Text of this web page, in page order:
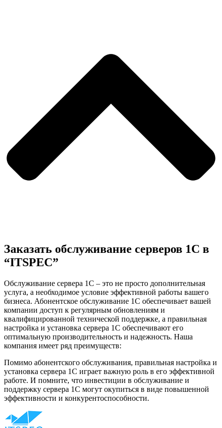
Заказать обслуживание серверов 1С в
“ITSPEC”
Обслуживание сервера 1С – это не просто дополнительная
услуга, а необходимое условие эффективной работы вашего
бизнеса. Абонентское обслуживание 1С обеспечивает вашей
компании доступ к регулярным обновлениям и
квалифицированной технической поддержке, а правильная
настройка и установка сервера 1С обеспечивают его
оптимальную производительность и надежность. Наша
компания имеет ряд преимуществ:
Помимо абонентского обслуживания, правильная настройка и
установка сервера 1С играет важную роль в его эффективной
работе. И помните, что инвестиции в обслуживание и
поддержку сервера 1С могут окупиться в виде повышенной
эффективности и конкурентоспособности.